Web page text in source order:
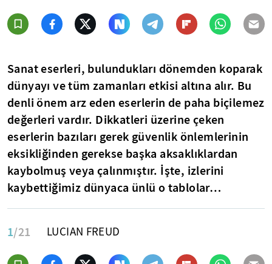
Sanat eserleri, bulundukları dönemden koparak
dünyayı ve tüm zamanları etkisi altına alır. Bu
denli önem arz eden eserlerin de paha biçilemez
değerleri vardır. Dikkatleri üzerine çeken
eserlerin bazıları gerek güvenlik önlemlerinin
eksikliğinden gerekse başka aksaklıklardan
kaybolmuş veya çalınmıştır. İşte, izlerini
kaybettiğimiz dünyaca ünlü o tablolar…
1/21 LUCIAN FREUD